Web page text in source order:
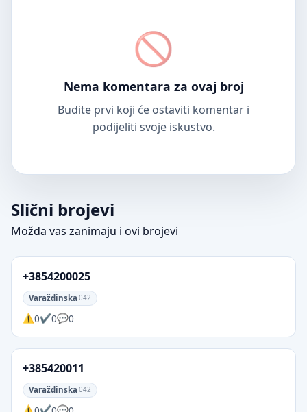
Nema komentara za ovaj broj
Budite prvi koji će ostaviti komentar i
podijeliti svoje iskustvo.
Slični brojevi
Možda vas zanimaju i ovi brojevi
+3854200025
Varaždinska 042
0 0 0
+385420011
Varaždinska 042